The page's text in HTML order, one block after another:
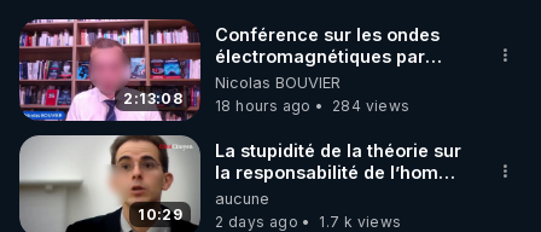
2:13:08
Conférence sur les ondes
électromagnétiques par
Grégoire Caustru et Bart de
Wever !
Nicolas BOUVIER
18 hours ago
284 views
10:29
La stupidité de la théorie sur
la responsabilité de l’homme
concernant le dioxyde de
carbone.
aucune
2 days ago
1.7 k views